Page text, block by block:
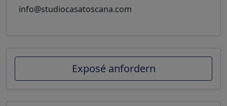
info@studiocasatoscana.com
Exposé anfordern